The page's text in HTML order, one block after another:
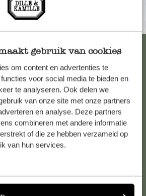
gebruik van cookies
om content en advertenties te
voor social media te bieden en
te analyseren. Ook delen we
van onze site met onze partners
en analyse. Deze partners
combineren met andere informatie
of die ze hebben verzameld op
van hun services.
der Nähe
Hilfe
oder Tipps und Hilfe brauchen, wenden
Kundenservice. Oder lesen Sie hier